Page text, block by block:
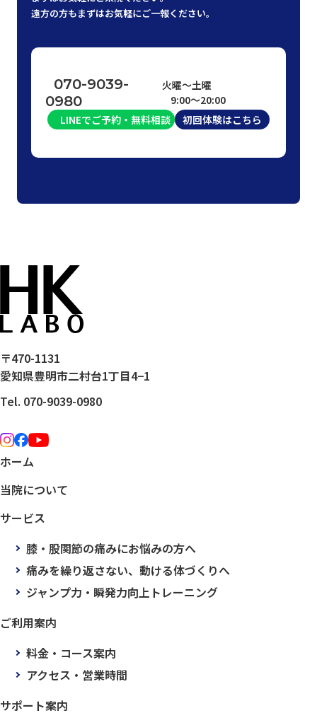
遠方の方もまずはお気軽にご一報ください。
070-9039-
0980
火曜〜土曜
9:00〜20:00
LINEでご予約・無料相談
初回体験はこちら
〒470-1131
愛知県豊明市二村台1丁目4−1
Tel. 070-9039-0980
ホーム
当院について
サービス
膝・股関節の痛みにお悩みの方へ
痛みを繰り返さない、動ける体づくりへ
ジャンプ力・瞬発力向上トレーニング
ご利用案内
料金・コース案内
アクセス・営業時間
サポート案内